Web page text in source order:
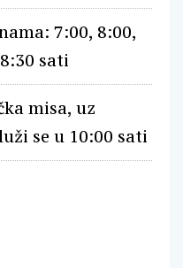
7:00, 8:00,
sati
misa, uz
se u 10:00 sati